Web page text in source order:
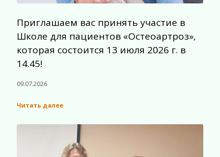
Приглашаем вас принять участие в
Школе для пациентов «Остеоартроз»,
которая состоится 13 июля 2026 г. в
14.45!
09.07.2026
Читать далее